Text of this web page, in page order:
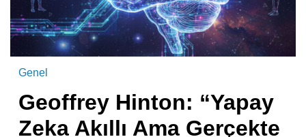
Genel
Geoffrey Hinton: “Yapay
Zeka Akıllı Ama Gerçekte